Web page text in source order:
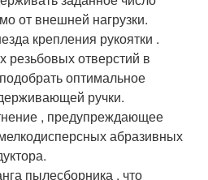
от внешней нагрузки.
крепления рукоятки .
резьбовых отверстий в
оптимальное
ручки.
, предупреждающее
абразивных
пылесборника , что